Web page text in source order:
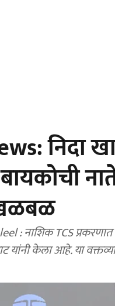
निदा
बायकोची
खळबळ
: नाशिक TCS
यांनी केला आहे. या